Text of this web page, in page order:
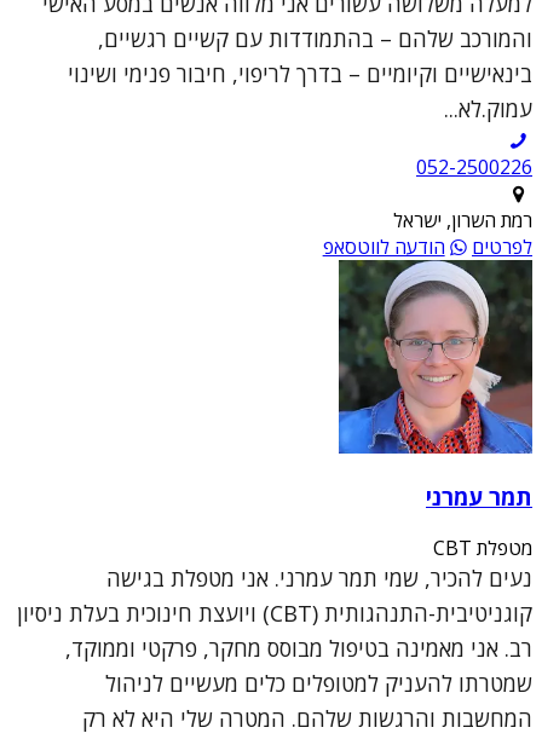
והמורכב שלהם – בהתמודדות עם קשיים רגשיים,
בינאישיים וקיומיים – בדרך לריפוי, חיבור פנימי ושינוי
עמוק.לא...
052-2500226
רמת השרון, ישראל
לפרטים
הודעה לווטסאפ
תמר עמרני
מטפלת CBT
נעים להכיר, שמי תמר עמרני. אני מטפלת בגישה
קוגניטיבית-התנהגותית (CBT) ויועצת חינוכית בעלת ניסיון
רב. אני מאמינה בטיפול מבוסס מחקר, פרקטי וממוקד,
שמטרתו להעניק למטופלים כלים מעשיים לניהול
המחשבות והרגשות שלהם. המטרה שלי היא לא רק